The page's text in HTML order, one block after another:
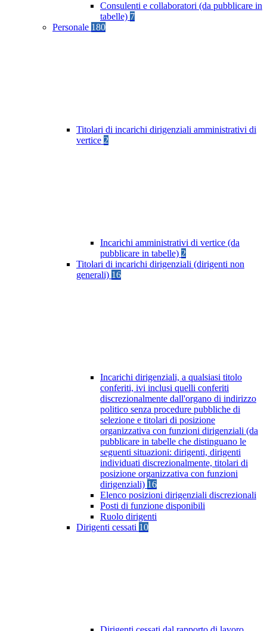
Consulenti e collaboratori (da pubblicare in
tabelle) 7
Personale 180
Titolari di incarichi dirigenziali amministrativi di
vertice 2
Incarichi amministrativi di vertice (da
pubblicare in tabelle) 2
Titolari di incarichi dirigenziali (dirigenti non
generali) 16
Incarichi dirigenziali, a qualsiasi titolo
conferiti, ivi inclusi quelli conferiti
discrezionalmente dall'organo di indirizzo
politico senza procedure pubbliche di
selezione e titolari di posizione
organizzativa con funzioni dirigenziali (da
pubblicare in tabelle che distinguano le
seguenti situazioni: dirigenti, dirigenti
individuati discrezionalmente, titolari di
posizione organizzativa con funzioni
dirigenziali) 16
Elenco posizioni dirigenziali discrezionali
Posti di funzione disponibili
Ruolo dirigenti
Dirigenti cessati 10